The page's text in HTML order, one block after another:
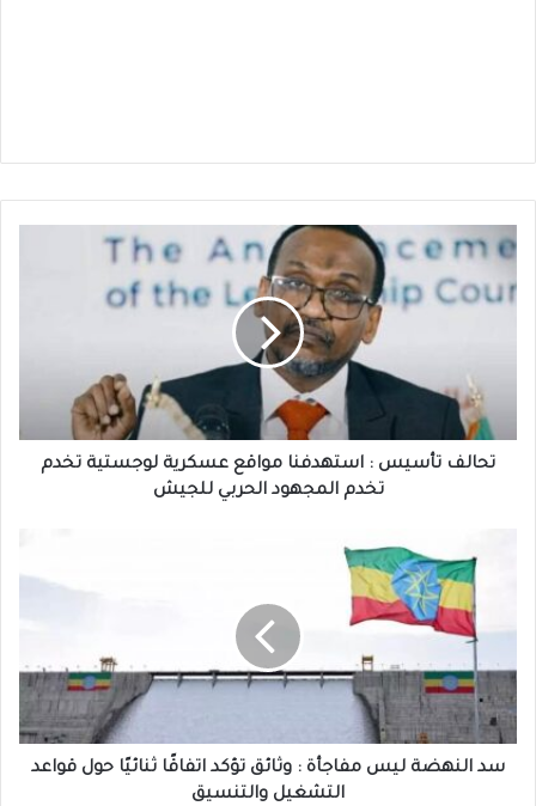
تحالف
تأسيس
:
لوجستية
تخدم
المجهود
تحالف تأسيس : استهدفنا مواقع عسكرية لوجستية تخدم
تخدم المجهود الحربي للجيش
النهضة
مفاجأة
اتفاقًا
ثنائيًا
حول
سد النهضة ليس مفاجأة : وثائق تؤكد اتفاقًا ثنائيًا حول قواعد
التشغيل والتنسيق